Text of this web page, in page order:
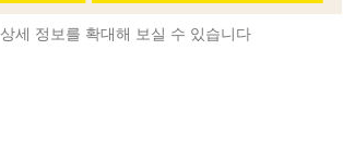
상세 정보를 확대해 보실 수 있습니다